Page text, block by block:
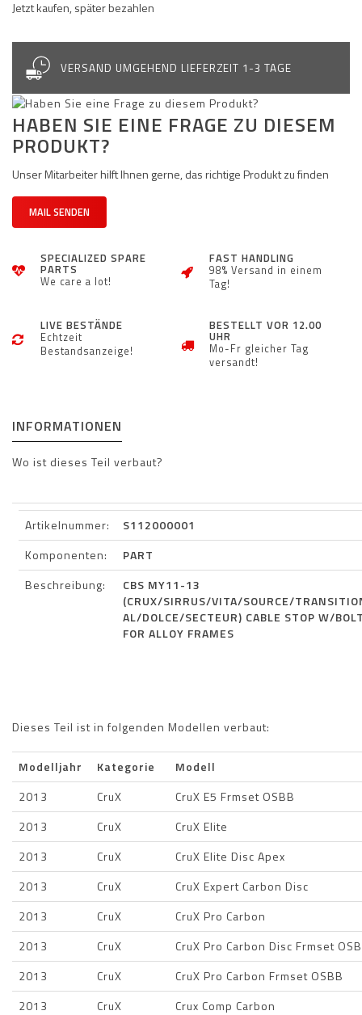
Jetzt kaufen, später bezahlen
VERSAND UMGEHEND LIEFERZEIT 1-3 TAGE
HABEN SIE EINE FRAGE ZU DIESEM
PRODUKT?
Unser Mitarbeiter hilft Ihnen gerne, das richtige Produkt zu finden
MAIL SENDEN
SPECIALIZED SPARE
PARTS
We care a lot!
FAST HANDLING
98% Versand in einem
Tag!
LIVE BESTÄNDE
Echtzeit
Bestandsanzeige!
BESTELLT VOR 12.00
UHR
Mo-Fr gleicher Tag
versandt!
INFORMATIONEN
Wo ist dieses Teil verbaut?
Artikelnummer:
S112000001
Komponenten:
PART
Beschreibung:
CBS MY11-13
(CRUX/SIRRUS/VITA/SOURCE/
AL/DOLCE/SECTEUR) CABLE STOP W/
FOR ALLOY FRAMES
Dieses Teil ist in folgenden Modellen verbaut:
Modelljahr Kategorie
Modell
2013
CruX
CruX E5 Frmset OSBB
2013
CruX
CruX Elite
2013
CruX
CruX Elite Disc Apex
2013
CruX
CruX Expert Carbon Disc
2013
CruX
CruX Pro Carbon
2013
CruX
CruX Pro Carbon Disc Frmset
2013
CruX
CruX Pro Carbon Frmset OSBB
2013
CruX
Crux Comp Carbon